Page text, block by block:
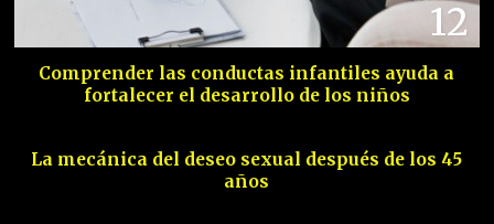
12
Comprender las conductas infantiles ayuda a
fortalecer el desarrollo de los niños
La mecánica del deseo sexual después de los 45
años